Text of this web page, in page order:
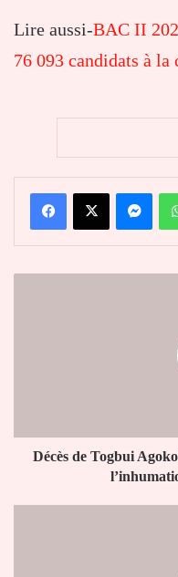
Lire aussi-BAC II
76 093 candidats à la
FacebookX
à
Notsè,Décès de Togbui